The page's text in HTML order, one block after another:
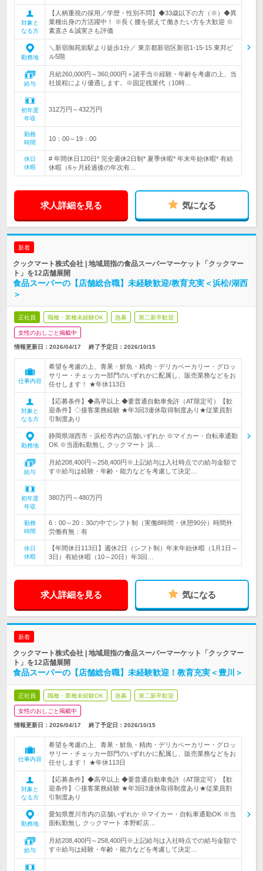
対象と
なる方
【人柄重視の採用／学歴・性別不問】◆33歳以下の方（※）◆異
業種出身の方活躍中！ ※長く腰を据えて働きたい方を大歓迎 ※
素直さ＆誠実さも評価
勤務地
＼新宿御苑前駅より徒歩1分／ 東京都新宿区新宿1-15-15 東邦ビ
ル5階
給与
月給260,000円～360,000円＋諸手当※経験・年齢を考慮の上、当
社規程により優遇します。※固定残業代（10時…
初年度
年収
312万円～432万円
勤務
時間
10：00～19：00
休日
休暇
# 年間休日120日* 完全週休2日制* 夏季休暇* 年末年始休暇* 有給
休暇（6ヶ月経過後の年次有…
求人詳細を見る 気になる
新着
クックマート株式会社 | 地域屈指の食品スーパーマーケット「クックマー
ト」を12店舗展開
食品スーパーの【店舗総合職】未経験歓迎/教育充実＜浜松/湖西
＞
正社員 職種・業種未経験OK 急募 第二新卒歓迎
女性のおしごと掲載中
情報更新日：2026/04/17 終了予定日： 2026/10/15
仕事内容
希望を考慮の上、青果・鮮魚・精肉・デリカベーカリー・グロッ
サリー・チェッカー部門のいずれかに配属し、販売業務などをお
任せします！ ★年休113日
対象と
なる方
【応募条件】◆高卒以上 ◆要普通自動車免許（AT限定可）【歓
迎条件】◇接客業務経験 ★年3回3連休取得制度あり★従業員割
引制度あり
勤務地
静岡県湖西市・浜松市内の店舗いずれか ※マイカー・自転車通勤
OK ※当面転勤無し クックマート 浜…
給与
月給208,400円～258,400円※上記給与は入社時点での給与金額で
す※給与は経験・年齢・能力などを考慮して決定…
初年度
年収
380万円～480万円
勤務
時間
6：00～20：30の中でシフト制（実働8時間・休憩90分）時間外
労働有無：有
休日
休暇
【年間休日113日】週休2日（シフト制）年末年始休暇（1月1日～
3日）有給休暇（10～20日）年3回…
求人詳細を見る 気になる
新着
クックマート株式会社 | 地域屈指の食品スーパーマーケット「クックマー
ト」を12店舗展開
食品スーパーの【店舗総合職】未経験歓迎！教育充実＜豊川＞
正社員 職種・業種未経験OK 急募 第二新卒歓迎
女性のおしごと掲載中
情報更新日：2026/04/17 終了予定日： 2026/10/15
仕事内容
希望を考慮の上、青果・鮮魚・精肉・デリカベーカリー・グロッ
サリー・チェッカー部門のいずれかに配属し、販売業務などをお
任せします！ ★年休113日
対象と
なる方
【応募条件】◆高卒以上 ◆要普通自動車免許（AT限定可）【歓
迎条件】◇接客業務経験 ★年3回3連休取得制度あり★従業員割
引制度あり
勤務地
愛知県豊川市内の店舗いずれか ※マイカー・自転車通勤OK ※当
面転勤無し クックマート 本野町店…
給与
月給208,400円～258,400円※上記給与は入社時点での給与金額で
す※給与は経験・年齢・能力などを考慮して決定…